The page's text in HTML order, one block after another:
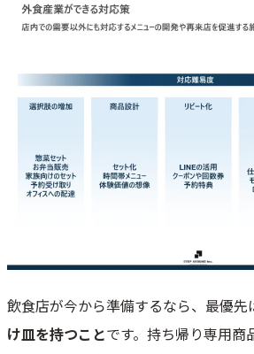
飲食店が今から準備するなら、最優先
け皿を持つことです。持ち帰り専用商